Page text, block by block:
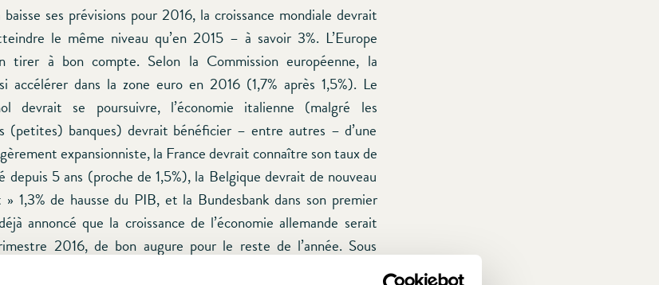
ses prévisions pour 2016, la croissance mondiale devrait
le même niveau qu’en 2015 – à savoir 3%. L’Europe
tirer à bon compte. Selon la Commission européenne, la
accélérer dans la zone euro en 2016 (1,7% après 1,5%). Le
devrait se poursuivre, l’économie italienne (malgré les
(petites) banques) devrait bénéficier – entre autres – d’une
expansionniste, la France devrait connaître son taux de
depuis 5 ans (proche de 1,5%), la Belgique devrait de nouveau
1,3% de hausse du PIB, et la Bundesbank dans son premier
annoncé que la croissance de l’économie allemande serait
2016, de bon augure pour le reste de l’année. Sous